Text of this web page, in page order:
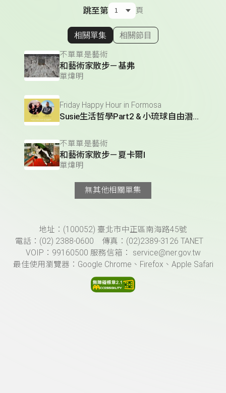
跳至第 頁
顯示相關單集
相關單集 相關節目
不單單是藝術
和藝術家散步－基弗
單煒明
Friday Happy Hour in Formosa
Susie生活哲學Part2 & 小琉球自由潛水教練Ray *Susie Lee's Life Philosophy Part 2 & XiaoliuqiuFreediving Coach Ray
不單單是藝術
和藝術家散步－夏卡爾Ⅰ
單煒明
無其他相關單集
頁尾資訊地址：(100052) 臺北市中正區南海路45號
電話：(02) 2388-0600 傳真：(02)2389-3126 TANET
VOIP：99160500 服務信箱： service@ner.gov.tw
最佳使用瀏覽器：Google Chrome、Firefox、Apple Safari